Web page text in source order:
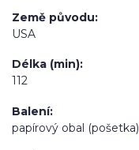
Země původu
USA
Délka (min)
112
Balení
papírový obal (pošetka)